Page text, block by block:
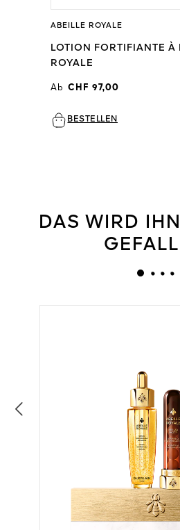
ABEILLE ROYALE
LOTION FORTIFIANTE À
ROYALE
Ab CHF 97,00
BESTELLEN
DAS WIRD